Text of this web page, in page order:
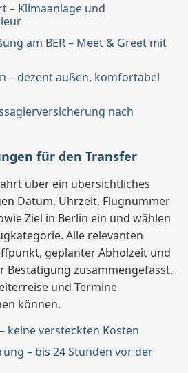
– Klimaanlage und
am BER – Meet & Greet mit
– dezent außen, komfortabel
nach
für den Transfer
über ein übersichtliches
Datum, Uhrzeit, Flugnummer
Ziel in Berlin ein und wählen
Alle relevanten
geplanter Abholzeit und
Bestätigung zusammengefasst,
und Termine
können.
keine versteckten Kosten
– bis 24 Stunden vor der